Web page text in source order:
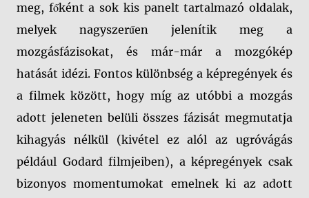
meg, főként a sok kis panelt tartalmazó oldalak,
melyek nagyszerűen jelenítik meg a
mozgásfázisokat, és már-már a mozgókép
hatását idézi. Fontos különbség a képregények és
a filmek között, hogy míg az utóbbi a mozgás
adott jeleneten belüli összes fázisát megmutatja
kihagyás nélkül (kivétel ez alól az ugróvágás
például Godard filmjeiben), a képregények csak
bizonyos momentumokat emelnek ki az adott